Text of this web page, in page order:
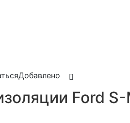
Добавлено
Ford S-